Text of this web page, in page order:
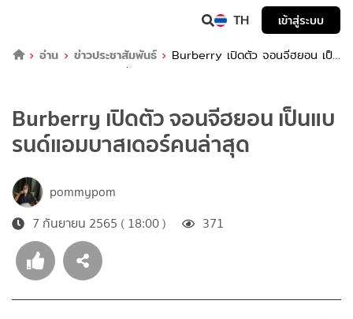
TH
เข้าสู่ระบบ
อ่าน
ข่าวประชาสัมพันธ์
Burberry เปิดตัว จอนจีฮยอน เป็น
แบรนด์แอมบาสเดอร์คนล่าสุด
Burberry เปิดตัว จอนจีฮยอน เป็นแบ
รนด์แอมบาสเดอร์คนล่าสุด
pommypom
7 กันยายน 2565 ( 18:00 )
371